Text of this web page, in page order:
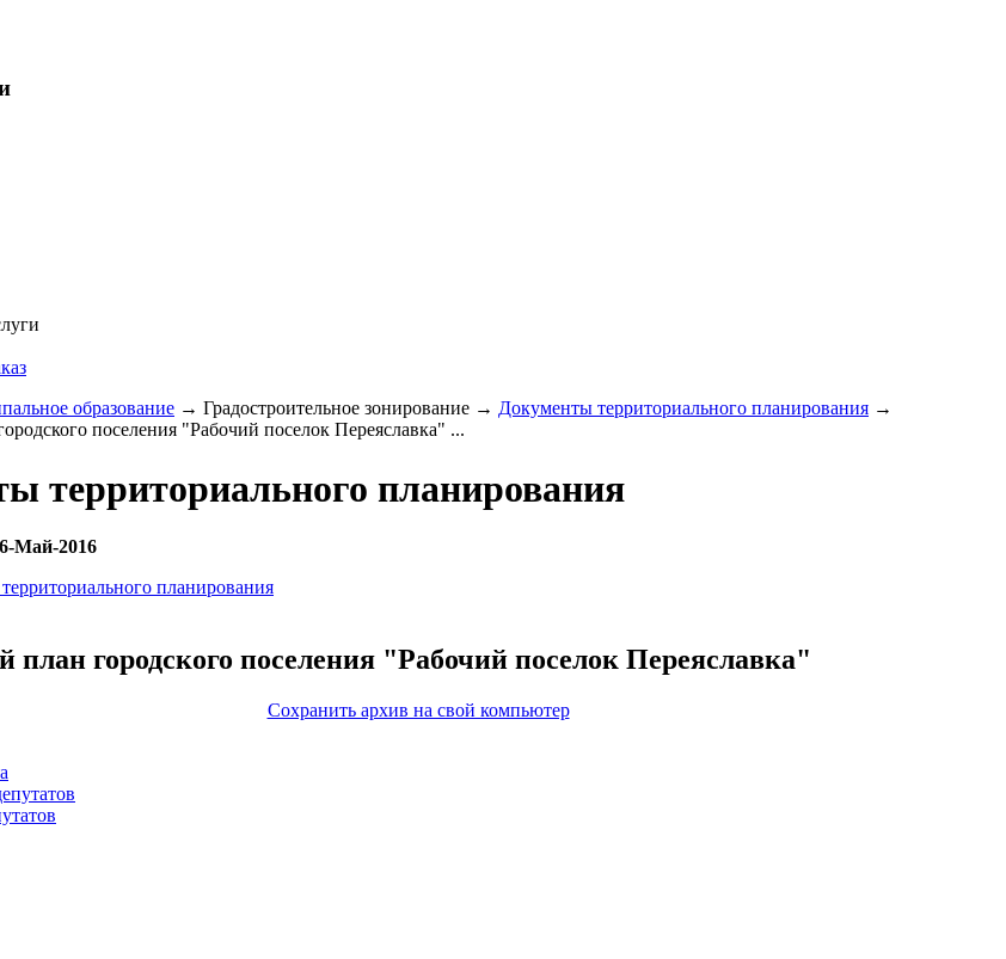
образование → Градостроительное зонирование → Документы территориального планирования →
поселения "Рабочий поселок Переяславка" ...
территориального планирования
Май-2016
планирования
план городского поселения "Рабочий поселок Переяславка"
Сохранить архив на свой компьютер